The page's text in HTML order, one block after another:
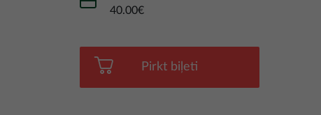
40.00€
Pirkt biļeti